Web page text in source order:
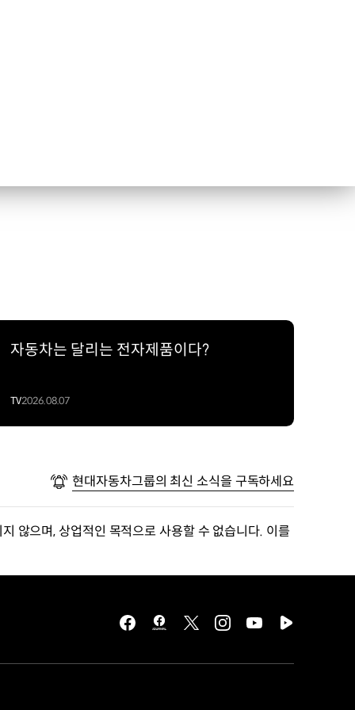
자동차는 달리는 전자제품이다?
TV2026.08.07
현대자동차그룹의 최신 소식을 구독하세요
않으며, 상업적인 목적으로 사용할 수 없습니다. 이를
facebook
hmg
facebook
twitterinstagramyoutubenaver